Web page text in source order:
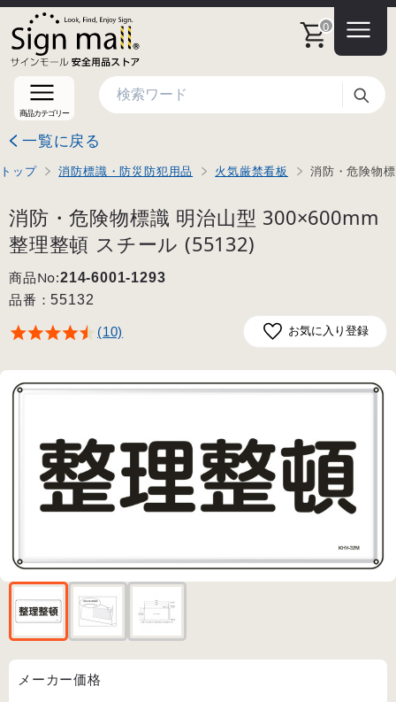
0
商品カテゴリー
検索
一覧に戻る
トップ 消防標識・防災防犯用品 火気厳禁看板 消防・危険物
消防・危険物標識 明治山型 300×600mm
整理整頓 スチール (55132)
商品No:214-6001-1293
品番：55132
(10) お気に入り登録
メーカー価格